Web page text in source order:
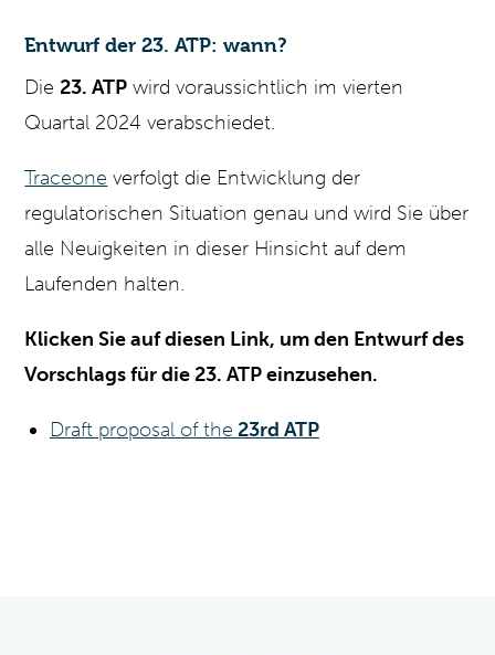
Entwurf der 23. ATP: wann?
Die 23. ATP wird voraussichtlich im vierten
Quartal 2024 verabschiedet.
Traceone verfolgt die Entwicklung der
regulatorischen Situation genau und wird Sie über
alle Neuigkeiten in dieser Hinsicht auf dem
Laufenden halten.
Klicken Sie auf diesen Link, um den Entwurf des
Vorschlags für die 23.ATP einzusehen.
Draft proposal of the 23rd ATP